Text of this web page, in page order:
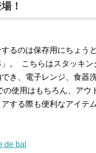
！
るのは保存用にちょう
」。 こちらはスタッキ
でき、電子レンジ、食器
の使用はもちろん、アウ
する際も便利なアイテム
de bal